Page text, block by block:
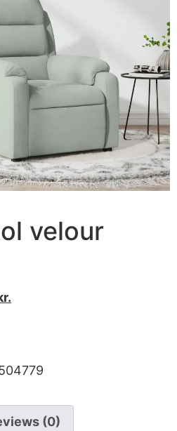
velour
(0)